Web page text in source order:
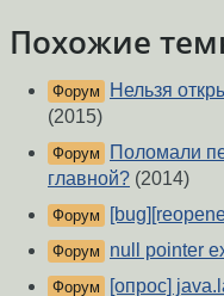
Похожие
Форум
Нельзя
(2015)
Форум
Поломали
главной? (2014)
Форум
Форум null pointer
Форум [опрос]